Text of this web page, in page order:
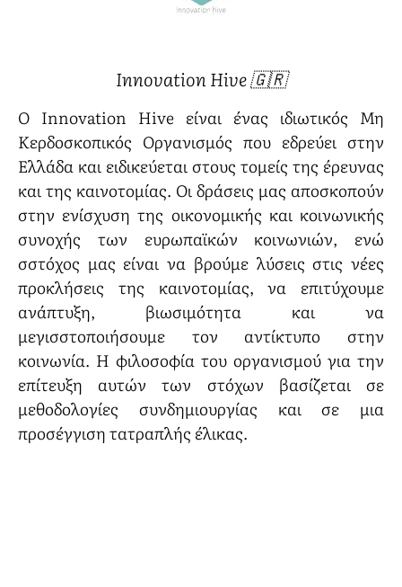
Innovation Hive 🇬🇷
Ο Innovation Hive είναι ένας ιδιωτικός Μη
Κερδοσκοπικός Οργανισμός που εδρεύει στην
Ελλάδα και ειδικεύεται στους τομείς της έρευνας
και της καινοτομίας. Οι δράσεις μας αποσκοπούν
στην ενίσχυση της οικονομικής και κοινωνικής
συνοχής των ευρωπαϊκών κοινωνιών, ενώ
σστόχος μας είναι να βρούμε λύσεις στις νέες
προκλήσεις της καινοτομίας, να επιτύχουμε
ανάπτυξη, βιωσιμότητα και να
μεγισστοποιήσουμε τον αντίκτυπο στην
κοινωνία. Η φιλοσοφία του οργανισμού για την
επίτευξη αυτών των στόχων βασίζεται σε
μεθοδολογίες συνδημιουργίας και σε μια
προσέγγιση τατραπλής έλικας.